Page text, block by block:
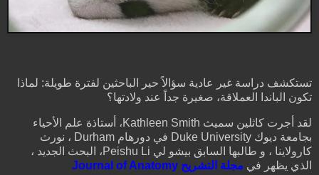
تستكشف دراسة غير عادية سؤالاً حير الباحثين لفترة طويلة: لماذا
تكون الباندا العملاقة، صغيرة جداً عند ولادتها؟
لقد أجرت كاثلين سميث Kathleen Smith، أستاذة علم الأحياء
بجامعة ديوك Duke University في دورهام Durham ، نورث
كارولاينا ، و طالبها السابق بيشو لي Peishu Li، البحث الجديد ،
الذي يظهر في مجلة التشريح Journal of Anatomy